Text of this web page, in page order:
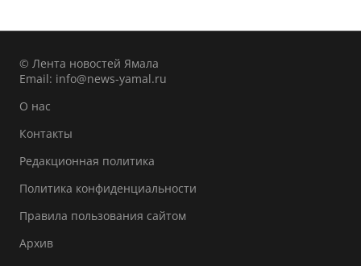
© Лента новостей Ямала
Email: info@news-yamal.ru
О нас
Контакты
Редакционная политика
Политика конфиденциальности
Правила пользования сайтом
Архив